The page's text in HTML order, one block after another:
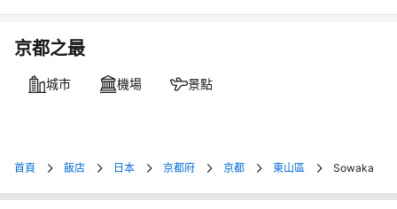
京都之最
城市 機場 景點
首頁 飯店 日本 京都府 京都 東山區 Sowaka